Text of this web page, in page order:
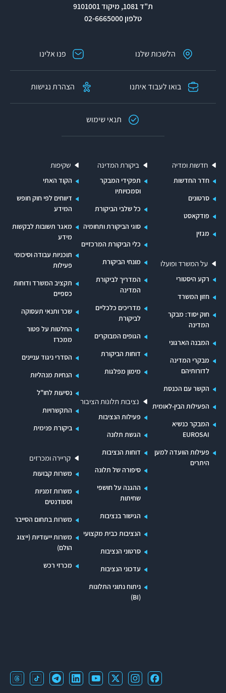
ת"ד 1081, מיקוד 9101001
טלפון 02-6665000
הלשכות שלנו פנו אלינו
בואו לעבוד איתנו הצהרת נגישות
תנאי שימוש
חדשות ומדיה
חדר החדשות
סרטונים
פודקאסט
מגזין
על המשרד ופועלו
רקע היסטורי
חזון המשרד
חוק יסוד: מבקר
המדינה
המבנה הארגוני
מבקרי המדינה
לדורותיהם
הקשר עם הכנסת
הפעילות הבין-לאומית
המבקר כנשיא
EUROSAI
פעילות הוועדה למען
היתרים
ביקורת המדינה
תפקידי המבקר
וסמכויותיו
כל שלבי הביקורת
סוגי הביקורת ותחומיה
כלי הביקורת המרכזיים
מונחי הביקורת
המדריך לביקורת
המדינה
מדריכים כלכליים
לביקורת
הגופים המבוקרים
דוחות הביקורת
מימון מפלגות
נציבות תלונות הציבור
פעילות הנציבות
הגשת תלונה
דוחות הנציבות
סיפורה של תלונה
ההגנה על חושפי
שחיתות
הגישור בנציבות
הנציבות כבית מקצועי
סרטוני הנציבות
עדכוני הנציבות
ניתוח נתוני התלונות
(BI)
שקיפות
הקוד האתי
דיווחים לפי חוק חופש
המידע
מאגר תשובות לבקשות
מידע
תוכניות עבודה וסיכומי
פעילות
תקציב המשרד ודוחות
כספיים
שכר ותנאי תעסוקה
החלטות על פטור
ממכרז
הסדרי ניגוד עניינים
הנחיות מנהליות
נסיעות לחו"ל
התקשרויות
ביקורת פנימית
קריירה ומכרזים
משרות קבועות
משרות זמניות
וסטודנטים
משרות בתחום הסייבר
משרות ייעודיות (ייצוג
הולם)
מכרזי רכש
קישורים לרשתות חברתיות